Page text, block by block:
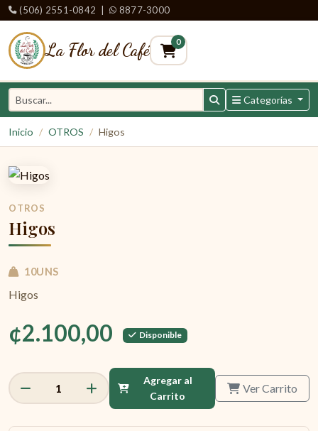
(506) 2551-0842 8877-3000
La Flor del Café 0
Categorías
Inicio OTROS Higos
OTROS
Higos
10UNS
Higos
¢2.100,00 Disponible
1
Agregar al
Carrito
Ver Carrito